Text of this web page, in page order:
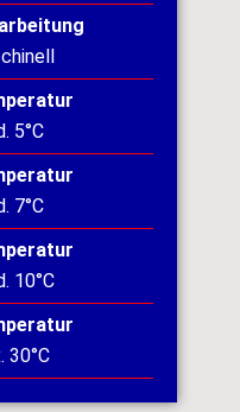
5°C
7°C
10°C
30°C